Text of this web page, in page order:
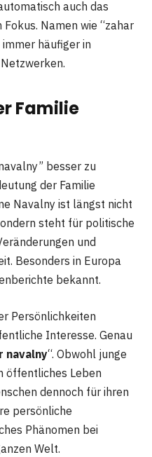
auch das
Namen wie “zahar
häufiger in
Familie
besser zu
der Familie
Navalny ist längst nicht
steht für politische
und
Besonders in Europa
bekannt.
Persönlichkeiten
Interesse. Genau
navalny“. Obwohl junge
öffentliches Leben
dennoch für ihren
persönliche
Phänomen bei
Welt.